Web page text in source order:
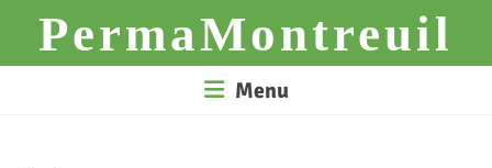
contentPermaMontreuil
Menu